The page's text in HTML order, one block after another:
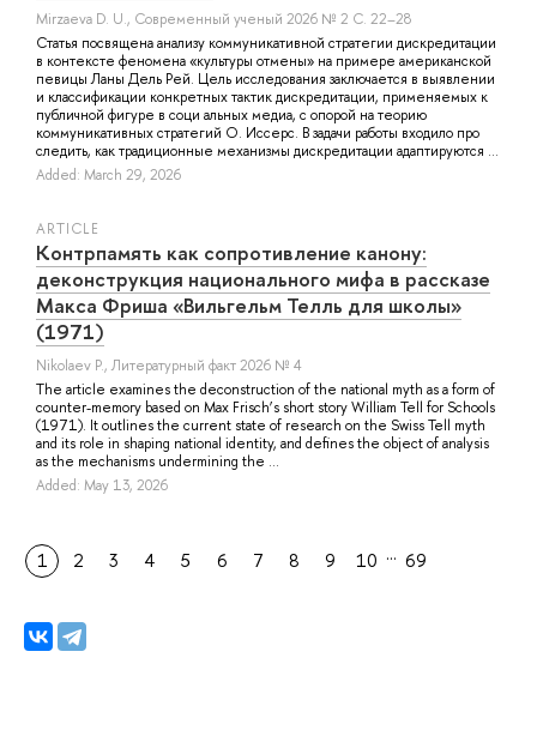
Mirzaeva D. U., Современный ученый 2026 № 2 С. 22–28
Статья посвящена анализу коммуникативной стратегии дискредитации
в контексте феномена «культуры отмены» на примере американской
певицы Ланы Дель Рей. Цель исследования заключается в выявлении
и классификации конкретных тактик дискредитации, применяемых к
публичной фигуре в соци альных медиа, с опорой на теорию
коммуникативных стратегий О. Иссерс. В задачи работы входило про
следить, как традиционные механизмы дискредитации адаптируются ...
Added: March 29, 2026
ARTICLE
Контрпамять как сопротивление канону:
деконструкция национального мифа в рассказе
Макса Фриша «Вильгельм Телль для школы»
(1971)
Nikolaev P., Литературный факт 2026 № 4
The article examines the deconstruction of the national myth as a form of
counter-memory based on Max Frisch’s short story William Tell for Schools
(1971). It outlines the current state of research on the Swiss Tell myth
and its role in shaping national identity, and defines the object of analysis
as the mechanisms undermining the ...
Added: May 13, 2026
1 2 3 4 5 6 7 8 9 10 … 69